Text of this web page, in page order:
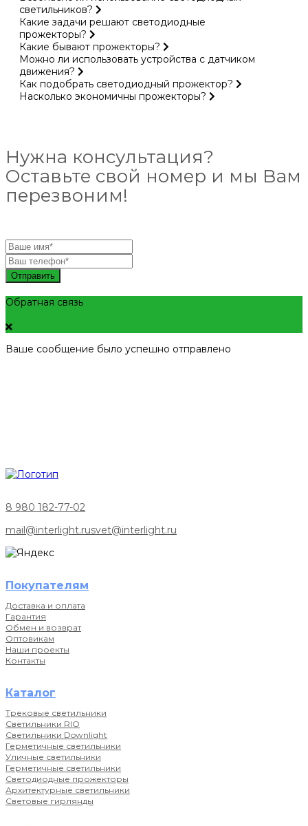
светильников?
Какие задачи решают светодиодные
прожекторы?
Какие бывают прожекторы?
Можно ли использовать устройства с датчиком
движения?
Как подобрать светодиодный прожектор?
Насколько экономичны прожекторы?
Нужна консультация?
Оставьте свой номер и мы Вам
перезвоним!
Отправить
Обратная связь
Ваше сообщение было успешно отправлено
8 980 182-77-02
mail@interlight.rusvet@interlight.ru
Покупателям
Доставка и оплата
Гарантия
Обмен и возврат
Оптовикам
Наши проекты
Контакты
Каталог
Трековые светильники
Светильники RIO
Светильники Downlight
Герметичные светильники
Уличные светильники
Герметичные светильники
Светодиодные прожекторы
Архитектурные светильники
Световые гирлянды